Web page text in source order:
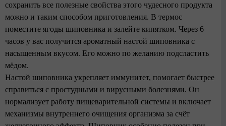
сохранить все полезные свойства этого чудесного продукта
можно и таким способом приготовления. В термос
поместите ягоды шиповника и залейте кипятком. Через 6
часов у вас получится ароматный настой шиповника с
насыщенным вкусом. Его можно по желанию подсластить
мёдом.
Настой шиповника укрепляет иммунитет, помогает быстрее
справиться с простудными и вирусными болезнями. Он
нормализует работу пищеварительной системы и включает
механизмы внутреннего очищения организма за счёт